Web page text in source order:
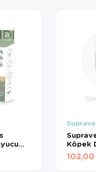
Köpek
Damla
102,00